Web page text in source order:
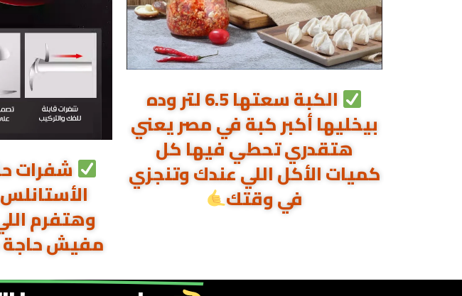
الكبة سعتها 6.5 لتر وده
بيخليها أكبر كبة في مصر يعني
هتقدري تحطي فيها كل
كميات الأكل اللي عندك وتنجزي
في وقتك
شفرات
وهتفرم
مفيش حاجة